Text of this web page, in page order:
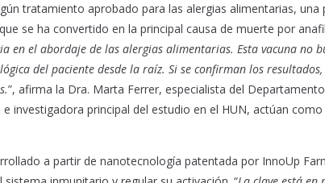
tratamiento aprobado para las alergias alimentarias,
se ha convertido en la principal causa de muerte por
en el abordaje de las alergias alimentarias. Esta vacuna no
del paciente desde la raíz. Si se confirman los
”, afirma la Dra. Marta Ferrer, especialista del
investigadora principal del estudio en el HUN, actúan
a partir de nanotecnología patentada por InnoUp